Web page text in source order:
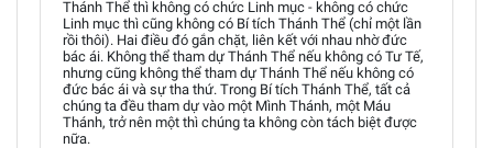
Thánh Thể thì không có chức Linh mục - không có chức
Linh mục thì cũng không có Bí tích Thánh Thể (chỉ một lần
rồi thôi). Hai điều đó gắn chặt, liên kết với nhau nhờ đức
bác ái. Không thể tham dự Thánh Thể nếu không có Tư Tế,
nhưng cũng không thể tham dự Thánh Thể nếu không có
đức bác ái và sự tha thứ. Trong Bí tích Thánh Thể, tất cả
chúng ta đều tham dự vào một Mình Thánh, một Máu
Thánh, trở nên một thì chúng ta không còn tách biệt được
nữa.